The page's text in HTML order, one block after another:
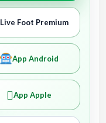
Live Foot Premium
App Android
App Apple